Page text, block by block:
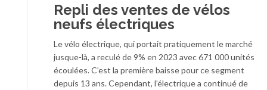
Repli des ventes de vélos
neufs électriques
Le vélo électrique, qui portait pratiquement le marché
jusque-là, a reculé de 9% en 2023 avec 671 000 unités
écoulées. C’est la première baisse pour ce segment
depuis 13 ans. Cependant, l’électrique a continué de